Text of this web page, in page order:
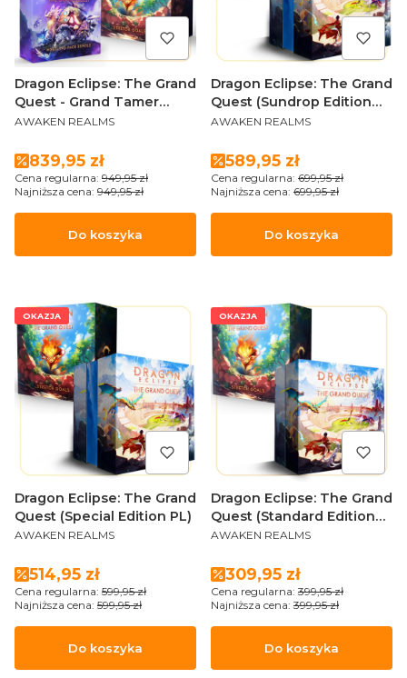
Dragon Eclipse: The Grand
Quest - Grand Tamer
Pledge (Special Edition
PRODUCENT
AWAKEN REALMS
Cena promocyjna
839,95 zł
Cena regularna: 949,95 zł
Najniższa cena: 949,95 zł
Do koszyka
Dragon Eclipse: The Grand
Quest (Sundrop Edition
PL)
PRODUCENT
AWAKEN REALMS
Cena promocyjna
589,95 zł
Cena regularna: 699,95 zł
Najniższa cena: 699,95 zł
Do koszyka
OKAZJA
Dragon Eclipse: The Grand
Quest (Special Edition PL)
PRODUCENT
AWAKEN REALMS
Cena promocyjna
514,95 zł
Cena regularna: 599,95 zł
Najniższa cena: 599,95 zł
Do koszyka
OKAZJA
Dragon Eclipse: The Grand
Quest (Standard Edition
PL)
PRODUCENT
AWAKEN REALMS
Cena promocyjna
309,95 zł
Cena regularna: 399,95 zł
Najniższa cena: 399,95 zł
Do koszyka